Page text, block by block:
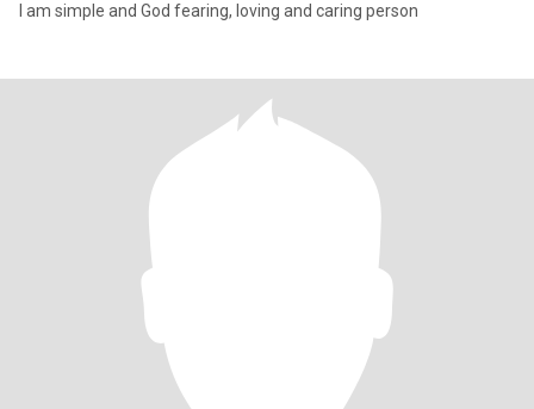
I am simple and God fearing, loving and caring person